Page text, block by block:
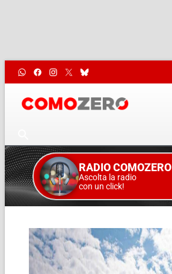
RADIO COMOZERO
Ascolta la radio
con un click!